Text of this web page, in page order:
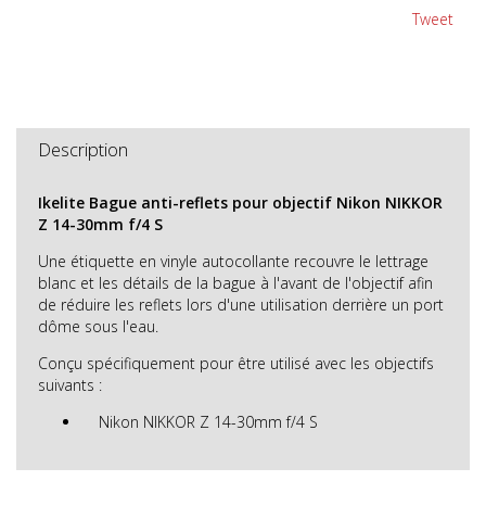
Tweet
Description
Ikelite Bague anti-reflets pour objectif Nikon NIKKOR
Z 14-30mm f/4 S
Une étiquette en vinyle autocollante recouvre le lettrage
blanc et les détails de la bague à l'avant de l'objectif afin
de réduire les reflets lors d'une utilisation derrière un port
dôme sous l'eau.
Conçu spécifiquement pour être utilisé avec les objectifs
suivants :
Nikon NIKKOR Z 14-30mm f/4 S